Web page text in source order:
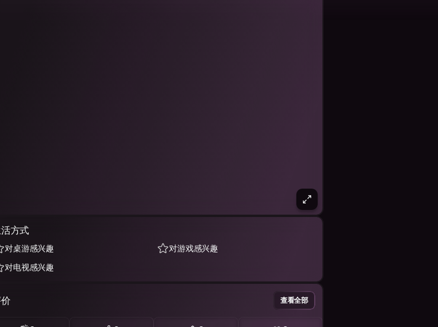
方式
对桌游感兴趣
对游戏感兴趣
对电视感兴趣
查看全部